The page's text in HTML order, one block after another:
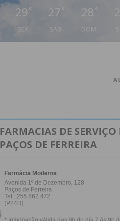
29 °
SEX
27 °
SÁB
28 °
DOM
FARMACIAS DE SERVIÇO
PAÇOS DE FERREIRA